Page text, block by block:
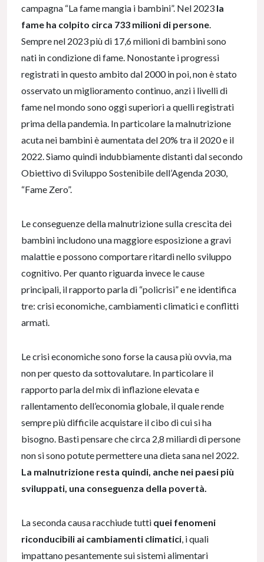
campagna “La fame mangia i bambini”. Nel 2023 la
fame ha colpito circa 733 milioni di persone.
Sempre nel 2023 più di 17,6 milioni di bambini sono
nati in condizione di fame. Nonostante i progressi
registrati in questo ambito dal 2000 in poi, non è stato
osservato un miglioramento continuo, anzi i livelli di
fame nel mondo sono oggi superiori a quelli registrati
prima della pandemia. In particolare la malnutrizione
acuta nei bambini è aumentata del 20% tra il 2020 e il
2022. Siamo quindi indubbiamente distanti dal secondo
Obiettivo di Sviluppo Sostenibile dell’Agenda 2030,
“Fame Zero”.
Le conseguenze della malnutrizione sulla crescita dei
bambini includono una maggiore esposizione a gravi
malattie e possono comportare ritardi nello sviluppo
cognitivo. Per quanto riguarda invece le cause
principali, il rapporto parla di “policrisi” e ne identifica
tre: crisi economiche, cambiamenti climatici e conflitti
armati.
Le crisi economiche sono forse la causa più ovvia, ma
non per questo da sottovalutare. In particolare il
rapporto parla del mix di inflazione elevata e
rallentamento dell’economia globale, il quale rende
sempre più difficile acquistare il cibo di cui si ha
bisogno. Basti pensare che circa 2,8 miliardi di persone
non si sono potute permettere una dieta sana nel 2022.
La malnutrizione resta quindi, anche nei paesi più
sviluppati, una conseguenza della povertà.
La seconda causa racchiude tutti quei fenomeni
riconducibili ai cambiamenti climatici, i quali
impattano pesantemente sui sistemi alimentari